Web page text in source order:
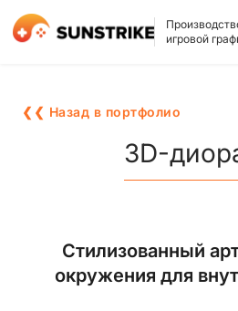
игровой
3D АРТ ДЛЯ ИГР
2D АРТ ДЛЯ ИГР
3D ПЕРСОНАЖИ
2D ПЕРСОНАЖИ
КАРЬЕРА
❮❮ Назад в портфолио
3D-
Стилизованный
окружения для